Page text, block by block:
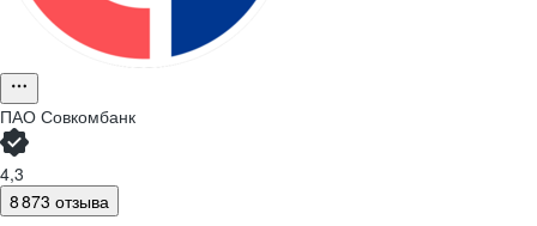
ПАО Совкомбанк
4,3
8 873 отзыва